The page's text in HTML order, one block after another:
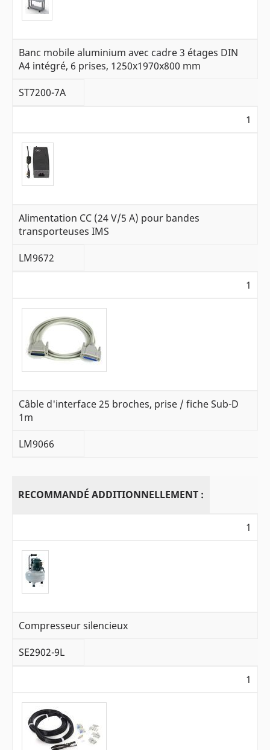
Banc mobile aluminium avec cadre 3 étages DIN
A4 intégré, 6 prises, 1250x1970x800 mm
ST7200-7A
1
Alimentation CC (24 V/5 A) pour bandes
transporteuses IMS
LM9672
1
Câble d'interface 25 broches, prise / fiche Sub-D
1m
LM9066
RECOMMANDÉ ADDITIONNELLEMENT :
1
Compresseur silencieux
SE2902-9L
1